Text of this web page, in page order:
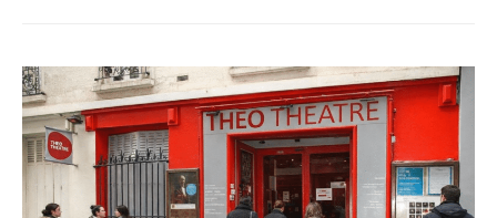
Théo
Théâtre
à
Paris
:
billets,